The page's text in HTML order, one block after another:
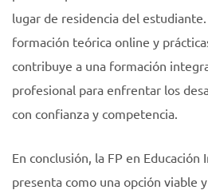
lugar de residencia del
formación teórica online y
contribuye a una formación
profesional para enfrentar los
con confianza y competencia.
En conclusión, la FP en Educación
presenta como una opción viable